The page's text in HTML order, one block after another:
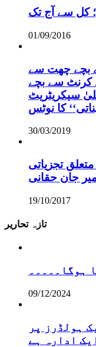
کل سے آج تک
01/09/2016
بچے چھت سے
کرنٹ سے بچے
سیکریٹریٹ
کا نوٹس
30/03/2019
تجزیاتی
جان حقانی
19/10/2017
تازہ تحاریر
ہوگا۔۔۔۔۔
09/12/2024
ہولڈرز پر
ادارہ ہے